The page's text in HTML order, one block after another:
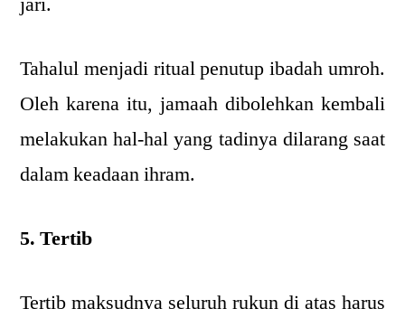
Tahalul menjadi ritual penutup ibadah umroh.
Oleh karena itu, jamaah dibolehkan kembali
melakukan hal-hal yang tadinya dilarang saat
dalam keadaan ihram.
5. Tertib
Tertib maksudnya seluruh rukun di atas harus